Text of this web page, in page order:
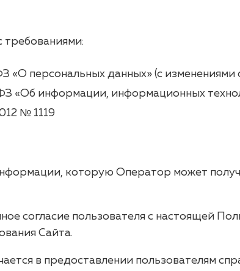
требованиями:
персональных данных» (с изменениями
«Об информации, информационных
№ 1119
которую Оператор может
согласие пользователя с настоящей
Сайта.
в предоставлении пользователям